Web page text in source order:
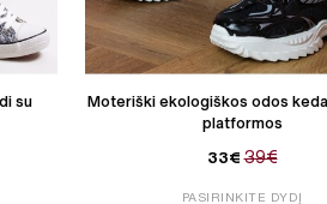
su
Moteriški ekologiškos odos
platformos
33€ 39€
PASIRINKITE DYDĮ